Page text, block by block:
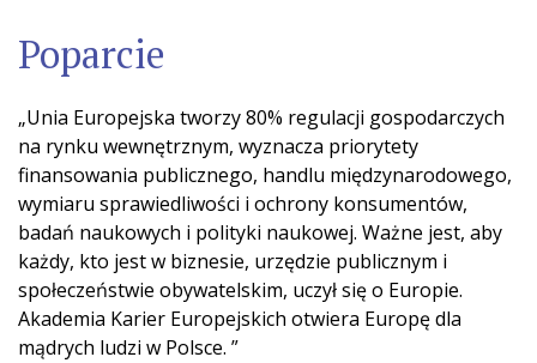
Poparcie
„Unia Europejska tworzy 80% regulacji gospodarczych
na rynku wewnętrznym, wyznacza priorytety
finansowania publicznego, handlu międzynarodowego,
wymiaru sprawiedliwości i ochrony konsumentów,
badań naukowych i polityki naukowej. Ważne jest, aby
każdy, kto jest w biznesie, urzędzie publicznym i
społeczeństwie obywatelskim, uczył się o Europie.
Akademia Karier Europejskich otwiera Europę dla
mądrych ludzi w Polsce. ”